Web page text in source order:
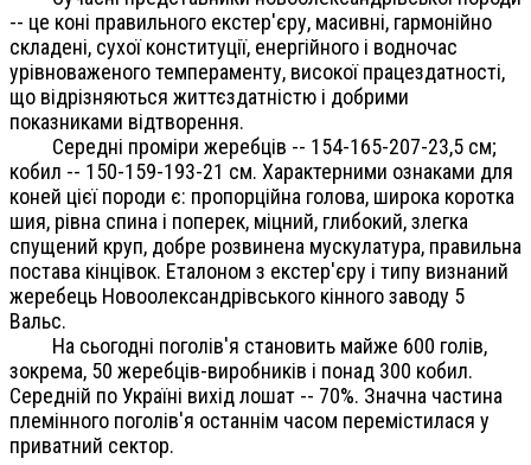
-- це коні правильного екстер'єру, масивні, гармонійно
складені, сухої конституції, енергійного і водночас
урівноваженого темпераменту, високої працездатності,
що відрізняються життєздатністю і добрими
показниками відтворення.
Середні проміри жеребців -- 154-165-207-23,5 см;
кобил -- 150-159-193-21 см. Характерними ознаками для
коней цієї породи є: пропорційна голова, широка коротка
шия, рівна спина і поперек, міцний, глибокий, злегка
спущений круп, добре розвинена мускулатура, правильна
постава кінцівок. Еталоном з екстер'єру і типу визнаний
жеребець Новоолександрівського кінного заводу 5
Вальс.
На сьогодні поголів'я становить майже 600 голів,
зокрема, 50 жеребців-виробників і понад 300 кобил.
Середній по Україні вихід лошат -- 70%. Значна частина
племінного поголів'я останнім часом перемістилася у
приватний сектор.